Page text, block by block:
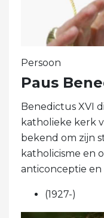
Persoon
Paus
Benedictus XVI
katholieke kerk
bekend om zijn
katholicisme en
anticonceptie en
(1927-)